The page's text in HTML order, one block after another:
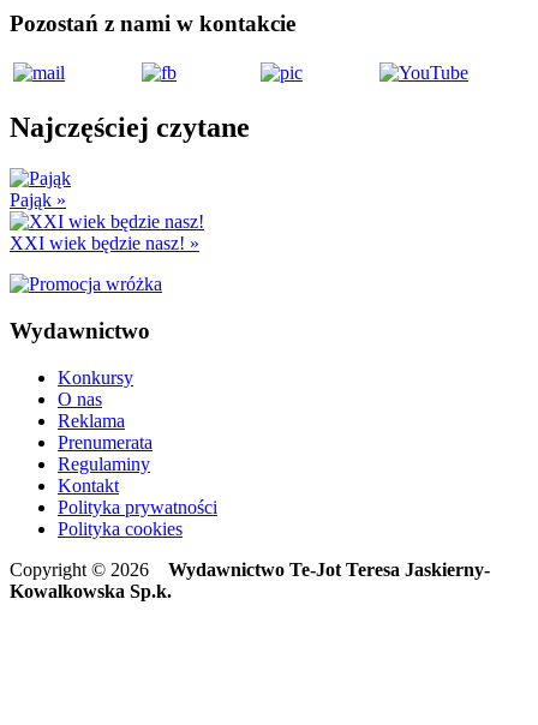
Pozostań z nami w kontakcie
Najczęściej czytane
Pająk »
XXI wiek będzie nasz! »
Wydawnictwo
Konkursy
O nas
Reklama
Prenumerata
Regulaminy
Kontakt
Polityka prywatności
Polityka cookies
Copyright © 2026 Wydawnictwo Te-Jot Teresa Jaskierny-
Kowalkowska Sp.k.